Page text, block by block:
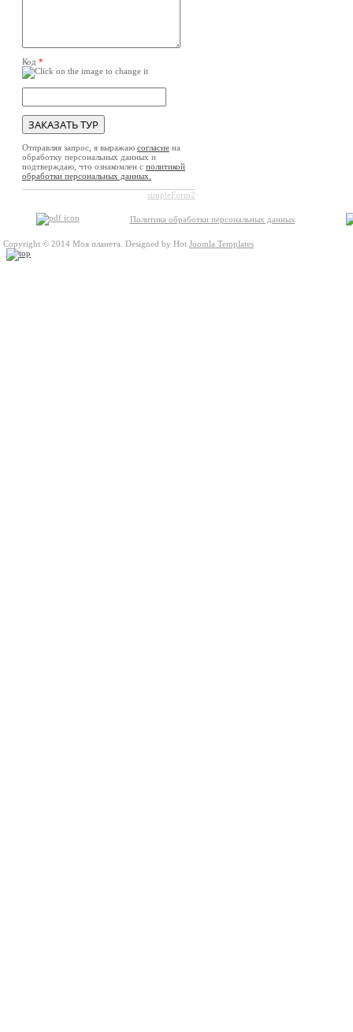
Код *
Отправляя запрос, я выражаю согласие на
обработку персональных данных и
подтверждаю, что ознакомлен с политикой
обработки персональных данных.
simpleForm2
Политика обработки персональных данных
Copyright © 2014 Моя планета. Designed by Hot Joomla Templates